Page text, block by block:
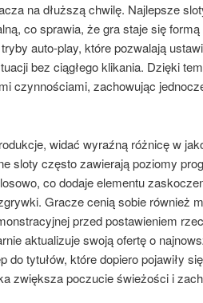
na dłuższą chwilę. Najlepsze
co sprawia, że gra staje się
auto-play, które pozwalają
bez ciągłego klikania. Dzięki
czynnościami, zachowując
widać wyraźną różnicę w
sloty często zawierają poziomy
co dodaje elementu
Gracze cenią sobie również
przed postawieniem
aktualizuje swoją ofertę o
tytułów, które dopiero pojawiły
zwiększa poczucie świeżości i